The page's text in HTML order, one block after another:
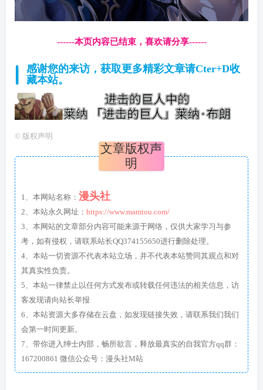
------本页内容已结束，喜欢请分享------
感谢您的来访，获取更多精彩文章请Cter+D收
藏本站。
© 版权声明
文章版权声
明
1、本网站名称： 漫头社
2、本站永久网址： https://www.mamtou.com/
3、本网站的文章部分内容可能来源于网络，仅供大家学习与参
考，如有侵权，请联系站长QQ374155650进行删除处理。
4、本站一切资源不代表本站立场，并不代表本站赞同其观点和对
其真实性负责。
5、本站一律禁止以任何方式发布或转载任何违法的相关信息，访
客发现请向站长举报
6、本站资源大多存储在云盘，如发现链接失效，请联系我们我们
会第一时间更新。
7、带你进入绅士内部，畅所欲言，释放最真实的自我官方qq群：
167200861 微信公众号：漫头社M站